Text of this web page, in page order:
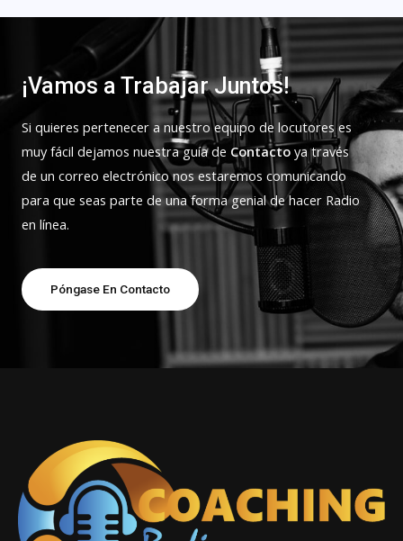
¡Vamos a Trabajar Juntos!
Si quieres pertenecer a nuestro equipo de locutores es
muy fácil dejamos nuestra guía de Contacto ya través
de un correo electrónico nos estaremos comunicando
para que seas parte de una forma genial de hacer Radio
en línea.
Póngase En Contacto